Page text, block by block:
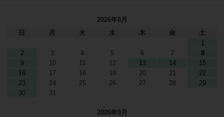
2026年8月
日
月 火 水 木 金
土
1
2
3 4 5 6 7
8
9
10 11 12 13 14
15
16
17 18 19 20 21
22
23
24 25 26 27 28
29
30
31
2026年9月